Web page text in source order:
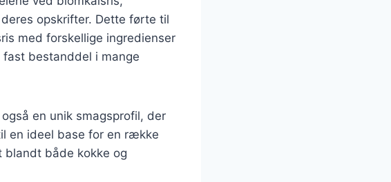
opskrifter. Dette førte til
med forskellige ingredienser
fast bestanddel i mange
en unik smagsprofil, der
en ideel base for en række
blandt både kokke og